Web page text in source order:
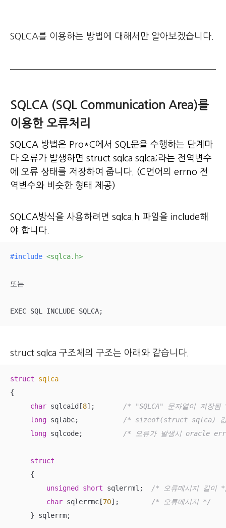
SQLCA를 이용하는 방법에 대해서만 알아보겠습니다.
SQLCA (SQL Communication Area)를
이용한 오류처리
SQLCA 방법은 Pro*C에서 SQL문을 수행하는 단계마
다 오류가 발생하면 struct sqlca sqlca;라는 전역변수
에 오류 상태를 저장하여 줍니다. (C언어의 errno 전
역변수와 비슷한 형태 제공)
SQLCA방식을 사용하려면 sqlca.h 파일을 include해
야 합니다.
#include <sqlca.h>
또는
EXEC SQL INCLUDE SQLCA;
struct sqlca 구조체의 구조는 아래와 같습니다.
struct
sqlca
{
char sqlcaid[8]; /* "SQLCA" 문자열이 저장
long sqlabc; /* sizeof(struct sqlca)
long sqlcode; /* 오류가 발생시 oracle
struct
     {
unsigned
short sqlerrml; /* 오류메시지 길이
char sqlerrmc[70]; /* 오류메시지 */
     } sqlerrm;